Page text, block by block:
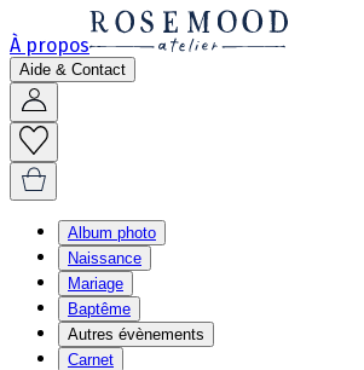
À propos
Aide & Contact
Album photo
Naissance
Mariage
Baptême
Autres évènements
Carnet